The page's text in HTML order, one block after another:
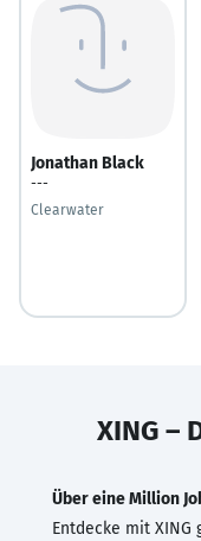
Jonathan Black
---
Clearwater
XING –
Über eine Million
Entdecke mit XING